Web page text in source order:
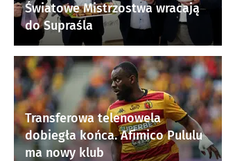
Światowe Mistrzostwa wracają
do Supraśla
Transferowa telenowela
dobiegła końca. Afimico Pululu
ma nowy klub